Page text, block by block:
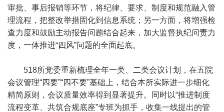
审批、事后报销等环节，将纪律、要求、制度和规范融入管
理流程，把整改举措固化到信息系统；另一方面，将增强检
查力度和鼓励主动报告问题结合起来，加大监督执纪问责力
度，一体推进“四风”问题的全面起底。
518所党委重新梳理全年一类、二类会议计划，在五院
会议管理“四要”“四不要”基础上，结合本所实际进一步细化
精简原则，会议质量效率得到显著提升。同时以“推进制度
流程变革、共筑合规底座”专班为抓手，收集一线提出的管